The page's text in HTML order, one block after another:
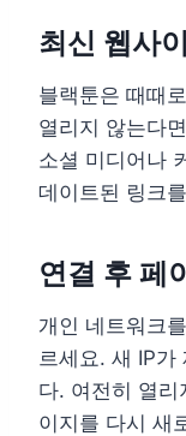
최신 웹사
블랙툰은 때때로
열리지 않는다
소셜 미디어나
데이트된 링크
연결 후 페
개인 네트워크
르세요. 새 IP가
다. 여전히 열리
이지를 다시 새